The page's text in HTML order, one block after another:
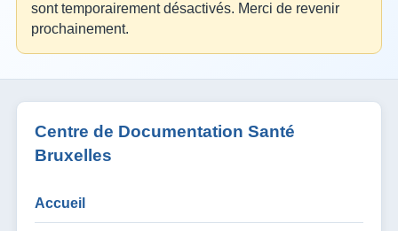
sont temporairement désactivés. Merci de revenir
prochainement.
Centre de Documentation Santé
Bruxelles
Accueil